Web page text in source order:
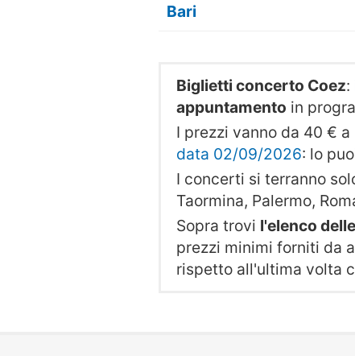
Bari
Biglietti concerto Coez:
appuntamento in
I prezzi vanno da 40 € a
data 02/09/2026: lo
I concerti si terranno
Taormina, Palermo,
Sopra trovi l'elenco
prezzi minimi forniti da
rispetto all'ultima volta